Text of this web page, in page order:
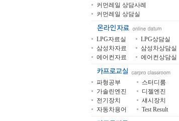
커먼레일 상담사례
커먼레일 상담실
LPG자료실
LPG상담실
삼성차자료
삼성차상담실
에어컨자료
에어컨상담실
파형공부
스터디룸
가솔린엔진
디젤엔진
전기장치
섀시장치
자동차용어
Test Result